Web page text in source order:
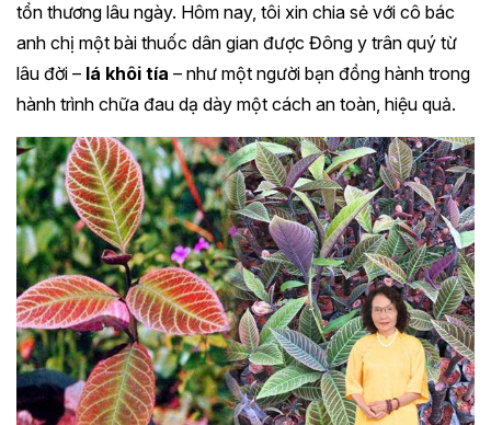
tổn thương lâu ngày. Hôm nay, tôi xin chia sẻ với cô bác
anh chị một bài thuốc dân gian được Đông y trân quý từ
lâu đời – lá khôi tía – như một người bạn đồng hành trong
hành trình chữa đau dạ dày một cách an toàn, hiệu quả.